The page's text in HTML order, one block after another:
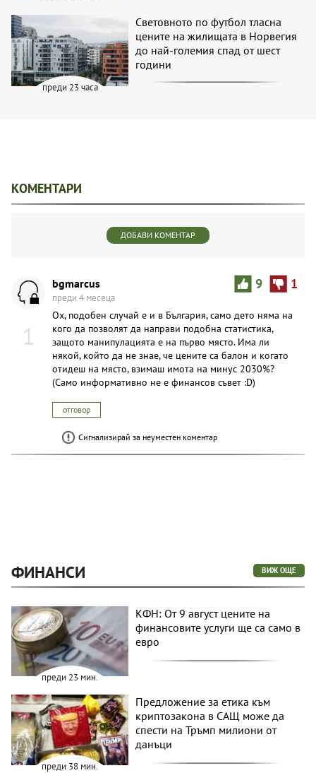
преди 23 часа
Световното по футбол тласна
цените на жилищата в Норвегия
до най-големия спад от шест
години
КОМЕНТАРИ
ДОБАВИ КОМЕНТАР
1
9 1
bgmarcus
преди 4 месеца
Ох, подобен случай е и в България, само дето няма на
кого да позволят да направи подобна статистика,
защото манипулацията е на първо място. Има ли
някой, който да не знае, че цените са балон и когато
отидеш на място, взимаш имота на минус 2030%?
(Само информативно не е финансов съвет :D)
отговор
Сигнализирай за неуместен коментар
ФИНАНСИ ВИЖ ОЩЕ
преди 23 мин.
КФН: От 9 август цените на
финансовите услуги ще са само в
евро
преди 38 мин.
Предложение за етика към
криптозакона в САЩ може да
спести на Тръмп милиони от
данъци